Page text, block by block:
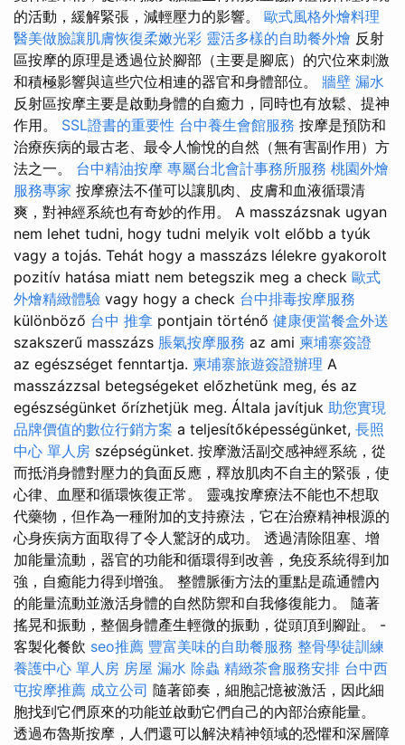
的活動，緩解緊張，減輕壓力的影響。 歐式風格外燴料理
醫美做臉讓肌膚恢復柔嫩光彩 靈活多樣的自助餐外燴 反射
區按摩的原理是透過位於腳部（主要是腳底）的穴位來刺激
和積極影響與這些穴位相連的器官和身體部位。 牆壁 漏水
反射區按摩主要是啟動身體的自癒力，同時也有放鬆、提神
作用。 SSL證書的重要性 台中養生會館服務 按摩是預防和
治療疾病的最古老、最令人愉悅的自然（無有害副作用）方
法之一。 台中精油按摩 專屬台北會計事務所服務 桃園外燴
服務專家 按摩療法不僅可以讓肌肉、皮膚和血液循環清
爽，對神經系統也有奇妙的作用。 A masszázsnak ugyan
nem lehet tudni, hogy tudni melyik volt előbb a tyúk
vagy a tojás. Tehát hogy a masszázs lélekre gyakorolt
pozitív hatása miatt nem betegszik meg a check 歐式
外燴精緻體驗 vagy hogy a check 台中排毒按摩服務
különböző 台中 推拿 pontjain történő 健康便當餐盒外送
szakszerű masszázs 脹氣按摩服務 az ami 柬埔寨簽證
az egészséget fenntartja. 柬埔寨旅遊簽證辦理 A
masszázzsal betegségeket előzhetünk meg, és az
egészségünket őrízhetjük meg. Általa javítjuk 助您實現
品牌價值的數位行銷方案 a teljesítőképességünket, 長照
中心 單人房 szépségünket. 按摩激活副交感神經系統，從
而抵消身體對壓力的負面反應，釋放肌肉不自主的緊張，使
心律、血壓和循環恢復正常。 靈魂按摩療法不能也不想取
代藥物，但作為一種附加的支持療法，它在治療精神根源的
心身疾病方面取得了令人驚訝的成功。 透過清除阻塞、增
加能量流動，器官的功能和循環得到改善，免疫系統得到加
強，自癒能力得到增強。 整體脈衝方法的重點是疏通體內
的能量流動並激活身體的自然防禦和自我修復能力。 隨著
搖晃和振動，整個身體產生輕微的振動，從頭頂到腳趾。 -
客製化餐飲 seo推薦 豐富美味的自助餐服務 整骨學徒訓練
養護中心 單人房 房屋 漏水 除蟲 精緻茶會服務安排 台中西
屯按摩推薦 成立公司 隨著節奏，細胞記憶被激活，因此細
胞找到它們原來的功能並啟動它們自己的內部治療能量。
透過布魯斯按摩，人們還可以解決精神領域的恐懼和深層障